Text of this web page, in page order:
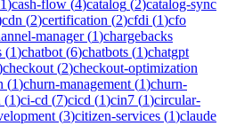
)cash-flow (4)catalog (2)catalog-sync
cdn (2)certification (2)cfdi (1)cfo
manager(1)chargebacks
(1)chatbot (6)chatbots (1)chatgpt
checkout (2)checkout-optimization
(1)churn-management (1)churn-
(1)ci-cd (7)cicd (1)cin7 (1)circular-
(3)citizen-services (1)claude